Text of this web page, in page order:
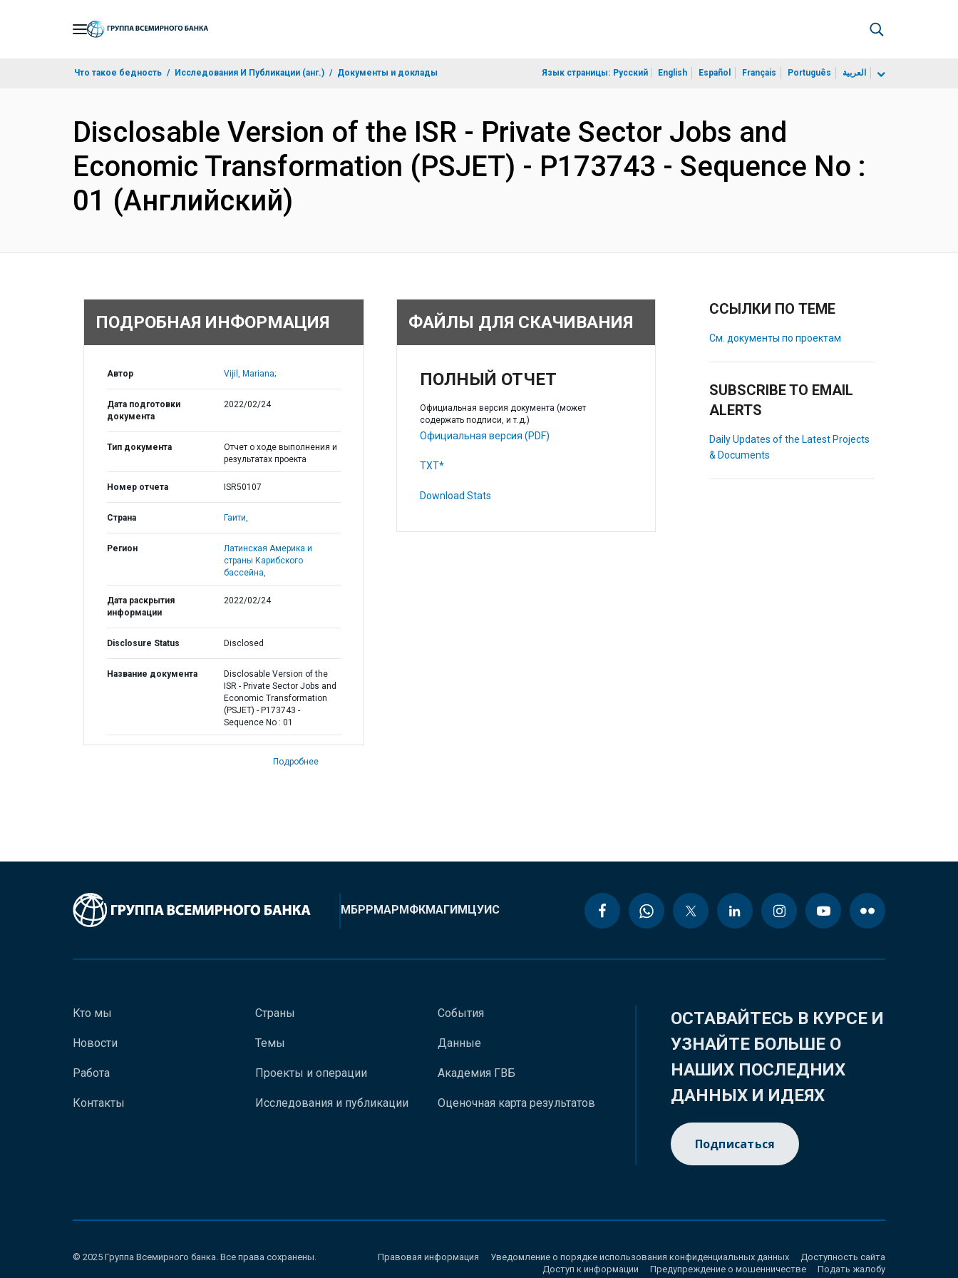
Что такое бедность Исследования И Публикации (анг.) Документы и доклады Язык страницы: Русский English Español Français Português العربية
Disclosable Version of the ISR - Private Sector Jobs and
Economic Transformation (PSJET) - P173743 - Sequence No :
01 (Английский)
ПОДРОБНАЯ ИНФОРМАЦИЯ
Автор Vijil, Mariana;
Дата подготовки
документа
2022/02/24
Тип документа
Отчет о ходе выполнения и
результатах проекта
Номер отчета ISR50107
Страна Гаити,
Регион
Латинская Америка и
страны Карибского
бассейна,
Дата раскрытия
информации
2022/02/24
Disclosure Status Disclosed
Название документа
Disclosable Version of the
ISR - Private Sector Jobs and
Economic Transformation
(PSJET) - P173743 -
Sequence No : 01
Подробнее
ФАЙЛЫ ДЛЯ СКАЧИВАНИЯ
ПОЛНЫЙ ОТЧЕТ
Официальная версия документа (может
содержать подписи, и т.д.)
Официальная версия (PDF)
TXT*
Download Stats
ССЫЛКИ ПО ТЕМЕ
См. документы по проектам
SUBSCRIBE TO EMAIL
ALERTS
Daily Updates of the Latest Projects
& Documents
МБРРМАРМФКМАГИМЦУИС
Кто мы
Новости
Работа
Контакты
Страны
Темы
Проекты и операции
Исследования и публикации
События
Данные
Академия ГВБ
Оценочная карта результатов
ОСТАВАЙТЕСЬ В КУРСЕ И
УЗНАЙТЕ БОЛЬШЕ О
НАШИХ ПОСЛЕДНИХ
ДАННЫХ И ИДЕЯХ
Подписаться
© 2025 Группа Всемирного банка. Все права сохранены. Правовая информация Уведомление о порядке использования конфиденциальных данных
Доступность сайта
Доступ к информации
Предупреждение о мошенничестве Подать жалобу